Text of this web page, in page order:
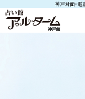
神戸対面･電